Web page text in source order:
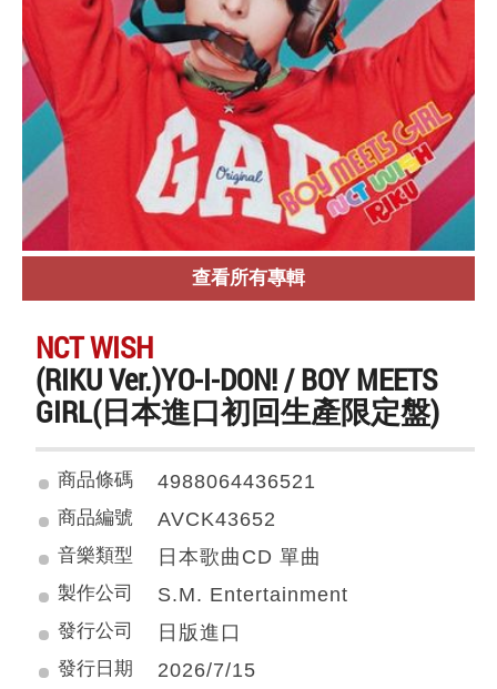
查看所有專輯
NCT WISH
(RIKU Ver.)YO-I-DON! / BOY MEETS
GIRL(日本進口初回生產限定盤)
商品條碼 4988064436521
商品編號 AVCK43652
音樂類型 日本歌曲CD 單曲
製作公司 S.M. Entertainment
發行公司 日版進口
發行日期 2026/7/15